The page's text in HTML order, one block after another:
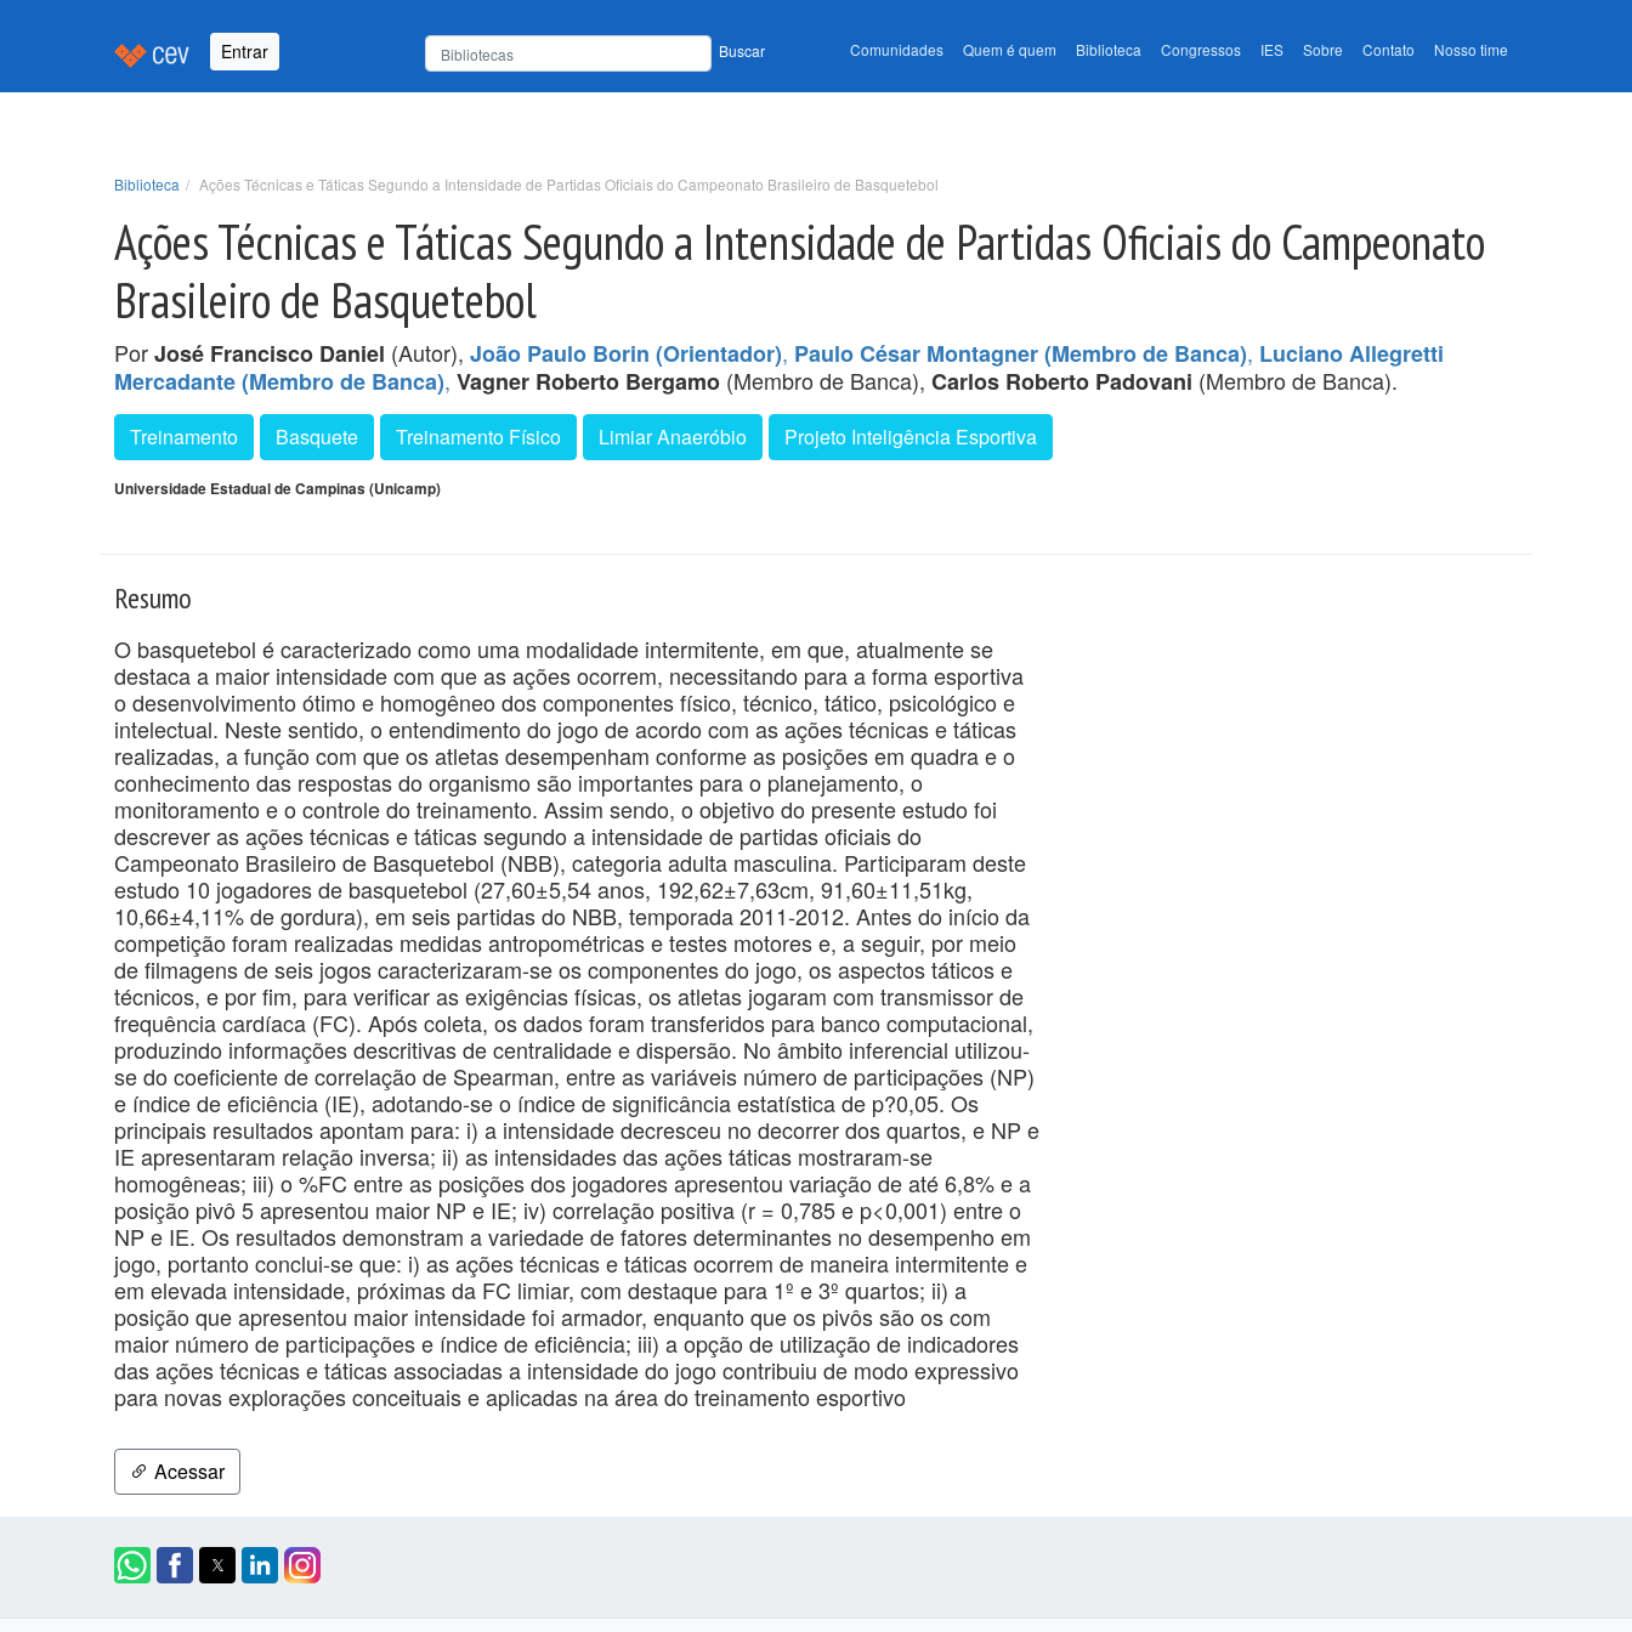
Entrar Buscar Comunidades Quem é quem Biblioteca Congressos IES Sobre Contato Nosso time
Biblioteca Ações Técnicas e Táticas Segundo a Intensidade de Partidas Oficiais do Campeonato Brasileiro de Basquetebol
Ações Técnicas e Táticas Segundo a Intensidade de Partidas Oficiais do Campeonato
Brasileiro de Basquetebol
PorJosé Francisco Daniel (Autor), João Paulo Borin (Orientador), Paulo César Montagner (Membro de Banca), Luciano Allegretti
Mercadante (Membro de Banca), Vagner Roberto Bergamo (Membro de Banca), Carlos Roberto Padovani (Membro de Banca).
Treinamento Basquete Treinamento Físico Limiar Anaeróbio Projeto Inteligência Esportiva
Universidade Estadual de Campinas (Unicamp)
Resumo
O basquetebol é caracterizado como uma modalidade intermitente, em que, atualmente se
destaca a maior intensidade com que as ações ocorrem, necessitando para a forma esportiva
o desenvolvimento ótimo e homogêneo dos componentes físico, técnico, tático, psicológico e
intelectual. Neste sentido, o entendimento do jogo de acordo com as ações técnicas e táticas
realizadas, a função com que os atletas desempenham conforme as posições em quadra e o
conhecimento das respostas do organismo são importantes para o planejamento, o
monitoramento e o controle do treinamento. Assim sendo, o objetivo do presente estudo foi
descrever as ações técnicas e táticas segundo a intensidade de partidas oficiais do
Campeonato Brasileiro de Basquetebol (NBB), categoria adulta masculina. Participaram deste
estudo 10 jogadores de basquetebol (27,60±5,54 anos, 192,62±7,63cm, 91,60±11,51kg,
10,66±4,11% de gordura), em seis partidas do NBB, temporada 2011-2012. Antes do início da
competição foram realizadas medidas antropométricas e testes motores e, a seguir, por meio
de filmagens de seis jogos caracterizaram-se os componentes do jogo, os aspectos táticos e
técnicos, e por fim, para verificar as exigências físicas, os atletas jogaram com transmissor de
frequência cardíaca (FC). Após coleta, os dados foram transferidos para banco computacional,
produzindo informações descritivas de centralidade e dispersão. No âmbito inferencial utilizou-
se do coeficiente de correlação de Spearman, entre as variáveis número de participações (NP)
e índice de eficiência (IE), adotando-se o índice de significância estatística de p?0,05. Os
principais resultados apontam para: i) a intensidade decresceu no decorrer dos quartos, e NP e
IE apresentaram relação inversa; ii) as intensidades das ações táticas mostraram-se
homogêneas; iii) o %FC entre as posições dos jogadores apresentou variação de até 6,8% e a
posição pivô 5 apresentou maior NP e IE; iv) correlação positiva (r = 0,785 e p<0,001) entre o
NP e IE. Os resultados demonstram a variedade de fatores determinantes no desempenho em
jogo, portanto conclui-se que: i) as ações técnicas e táticas ocorrem de maneira intermitente e
em elevada intensidade, próximas da FC limiar, com destaque para 1º e 3º quartos; ii) a
posição que apresentou maior intensidade foi armador, enquanto que os pivôs são os com
maior número de participações e índice de eficiência; iii) a opção de utilização de indicadores
das ações técnicas e táticas associadas a intensidade do jogo contribuiu de modo expressivo
para novas explorações conceituais e aplicadas na área do treinamento esportivo
Acessar